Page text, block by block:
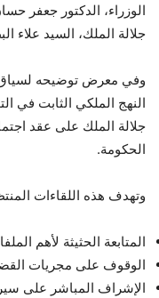
الوزراء، الدكتور جعفر
جلالة الملك، السيد علاء
وفي معرض توضيحه لسياق
النهج الملكي الثابت في
جلالة الملك على عقد
الحكومة.
وتهدف هذه اللقاءات
المتابعة الحثيثة لأهم
الوقوف على مجريات
الإشراف المباشر على